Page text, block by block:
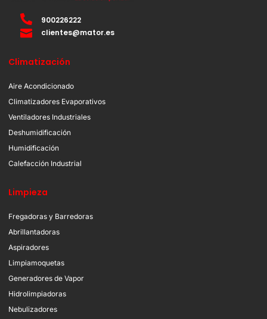
900226222
clientes@mator.es
Climatización
Aire Acondicionado
Climatizadores Evaporativos
Ventiladores Industriales
Deshumidificación
Humidificación
Calefacción Industrial
Limpieza
Fregadoras y Barredoras
Abrillantadoras
Aspiradores
Limpiamoquetas
Generadores de Vapor
Hidrolimpiadoras
Nebulizadores